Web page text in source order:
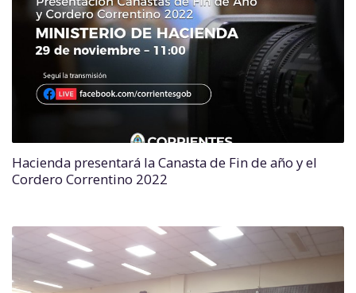
Hacienda presentará la Canasta de Fin de año y el
Cordero Correntino 2022